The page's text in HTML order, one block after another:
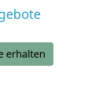
erhalten